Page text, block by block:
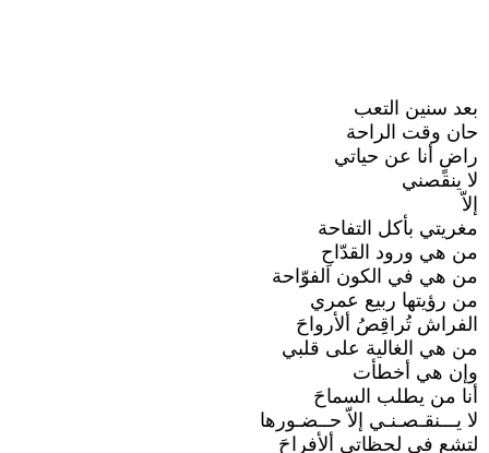
بعد سنين التعب
حان وقت الراحة
راضٍ أنا عن حياتي
لا ينقصني
إلاّ
مغريتي بأكل التفاحة
من هي ورود القدّاحِ
من هي في الكون الفوّاحة
من رؤيتها ربيع عمري
الفراش تُراقِصُ ألأرواحَ
من هي الغالية على قلبي
وإن هي أخطأت
أنا من يطلب السماحَ
لا يـــنقـصـنـي إلاّ حــضـورها
لتشع في لحظاتي ألأفراحَ